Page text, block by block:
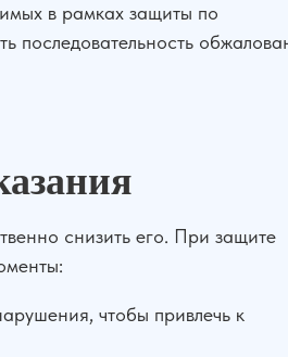
в рамках защиты по
последовательность
снизить его. При защите
чтобы привлечь к